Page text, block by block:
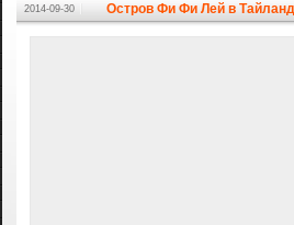
2014-09-30 Остров Фи Фи Лей в Тайланд